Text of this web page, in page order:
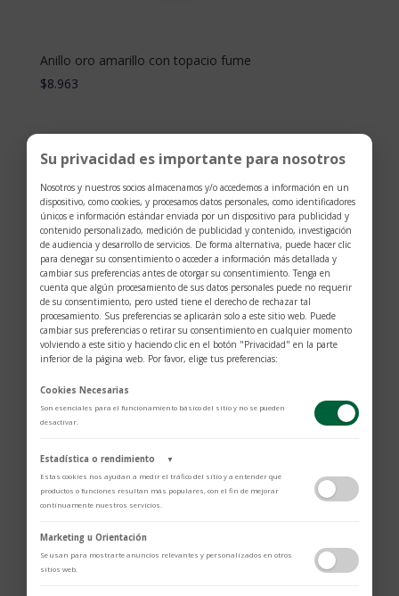
Anillo oro amarillo con topacio fume
$8.963
Anillo oro amarillo hbt cognac
$8.065
Su privacidad es importante para nosotros
Nosotros y nuestros socios almacenamos y/o accedemos a información en un
dispositivo, como cookies, y procesamos datos personales, como identificadores
únicos e información estándar enviada por un dispositivo para publicidad y
contenido personalizado, medición de publicidad y contenido, investigación
de audiencia y desarrollo de servicios. De forma alternativa, puede hacer clic
para denegar su consentimiento o acceder a información más detallada y
cambiar sus preferencias antes de otorgar su consentimiento. Tenga en
cuenta que algún procesamiento de sus datos personales puede no requerir
de su consentimiento, pero usted tiene el derecho de rechazar tal
procesamiento. Sus preferencias se aplicarán solo a este sitio web. Puede
cambiar sus preferencias o retirar su consentimiento en cualquier momento
volviendo a este sitio y haciendo clic en el botón "Privacidad" en la parte
inferior de la página web. Por favor, elige tus preferencias:
Cookies Necesarias
Son esenciales para el funcionamiento básico del sitio y no se pueden
desactivar.
Estadística o rendimiento
▼
Estas cookies nos ayudan a medir el tráfico del sitio y a entender qué
productos o funciones resultan más populares, con el fin de mejorar
continuamente nuestros servicios.
Adobe Analytics
Utilizamos Adobe Analytics para recopilar datos de uso anónimos, lo que
nos permite analizar el rendimiento de nuestro contenido y las
Marketing u Orientación
Se usan para mostrarte anuncios relevantes y personalizados en otros
sitios web.